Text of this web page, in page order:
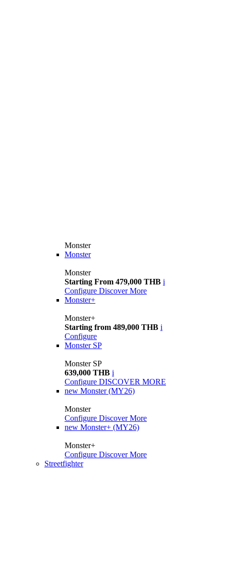
Monster
Monster
Monster
Starting From 479,000 THB i
Configure Discover More
Monster+
Monster+
Starting from 489,000 THB i
Configure
Monster SP
Monster SP
639,000 THB i
Configure DISCOVER MORE
new Monster (MY26)
Monster
Configure Discover More
new Monster+ (MY26)
Monster+
Configure Discover More
Streetfighter